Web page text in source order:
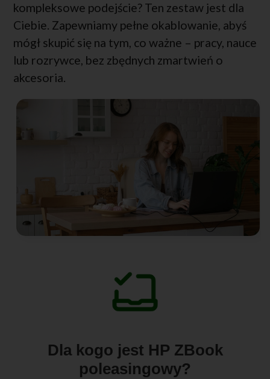
kompleksowe podejście? Ten zestaw jest dla
Ciebie. Zapewniamy pełne okablowanie, abyś
mógł skupić się na tym, co ważne – pracy, nauce
lub rozrywce, bez zbędnych zmartwień o
akcesoria.
Dla kogo jest HP ZBook
poleasingowy?